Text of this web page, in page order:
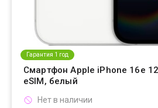
Гарантия 1 год
Смартфон Apple iPhone 16e
eSIM, белый
Нет в наличии